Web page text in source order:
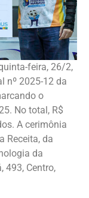
feira, 26/2,
nº 2025-12 da
o
No total, R$
A cerimônia
Receita, da
da
493, Centro,